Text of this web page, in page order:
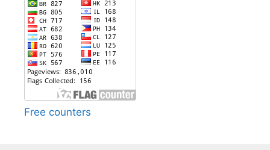
Free counters